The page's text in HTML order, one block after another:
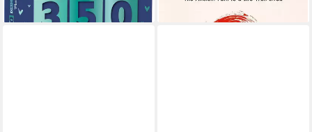
lieferbar - in 2-3 Werktagen bei dir